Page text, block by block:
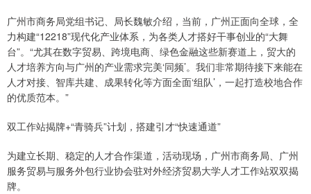
广州市商务局党组书记、局长魏敏介绍，当前，广州正面向全球，全
力构建“12218”现代化产业体系，为各类人才搭好干事创业的“大舞
台”。“尤其在数字贸易、跨境电商、绿色金融这些新赛道上，贸大的
人才培养方向与广州的产业需求完美‘同频’。我们非常期待接下来能在
人才对接、智库共建、成果转化等方面全面‘组队’，一起打造校地合作
的优质范本。”
双工作站揭牌+“青骑兵”计划，搭建引才“快速通道”
为建立长期、稳定的人才合作渠道，活动现场，广州市商务局、广州
服务贸易与服务外包行业协会驻对外经济贸易大学人才工作站双双揭
牌。